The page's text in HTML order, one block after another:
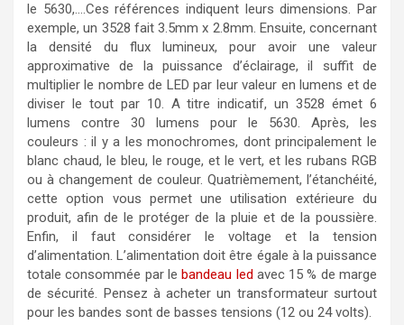
le 5630,….Ces références indiquent leurs dimensions. Par
exemple, un 3528 fait 3.5mm x 2.8mm. Ensuite, concernant
la densité du flux lumineux, pour avoir une valeur
approximative de la puissance d’éclairage, il suffit de
multiplier le nombre de LED par leur valeur en lumens et de
diviser le tout par 10. A titre indicatif, un 3528 émet 6
lumens contre 30 lumens pour le 5630. Après, les
couleurs : il y a les monochromes, dont principalement le
blanc chaud, le bleu, le rouge, et le vert, et les rubans RGB
ou à changement de couleur. Quatrièmement, l’étanchéité,
cette option vous permet une utilisation extérieure du
produit, afin de le protéger de la pluie et de la poussière.
Enfin, il faut considérer le voltage et la tension
d’alimentation. L’alimentation doit être égale à la puissance
totale consommée par lebandeau led avec 15 % de marge
de sécurité. Pensez à acheter un transformateur surtout
pour les bandes sont de basses tensions (12 ou 24 volts).